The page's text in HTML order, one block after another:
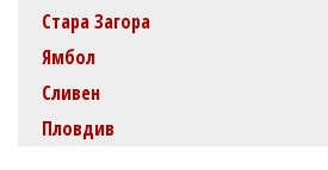
Стара Загора
Ямбол
Сливен
Пловдив